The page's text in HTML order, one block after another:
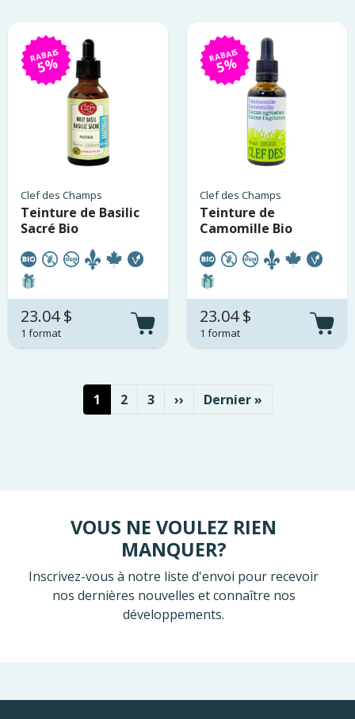
RABAIS
5%
Clef des Champs
Teinture de Basilic
Sacré Bio
23.04 $
1 format
RABAIS
5%
Clef des Champs
Teinture de
Camomille Bio
23.04 $
1 format
PaginationPage courante
1 Page
2 Page
3 Page suivante
›› Dernière page
Dernier »
VOUS NE VOULEZ RIEN
MANQUER?
Inscrivez-vous à notre liste d'envoi pour recevoir
nos dernières nouvelles et connaître nos
développements.